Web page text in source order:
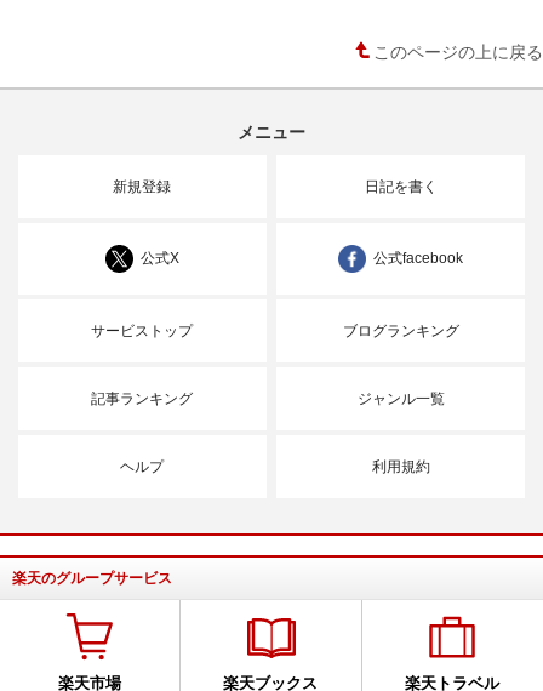
このページの上に戻る
メニュー
新規登録 日記を書く
公式X 公式facebook
サービストップ ブログランキング
記事ランキング ジャンル一覧
ヘルプ 利用規約
楽天のグループサービス
楽天市場 楽天ブックス 楽天トラベル